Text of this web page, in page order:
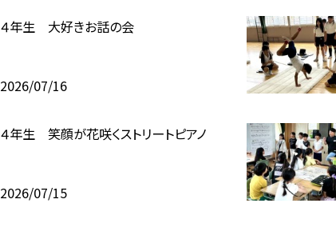
４年生 大好きお話の会
2026/07/16
４年生 笑顔が花咲くストリートピアノ
2026/07/15